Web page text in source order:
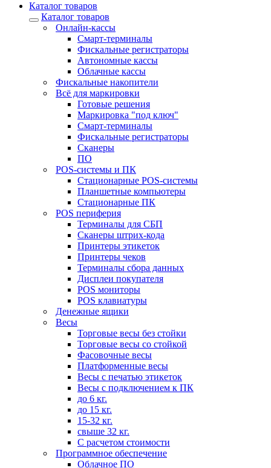
Каталог товаров
Каталог товаров
Онлайн-кассы
Смарт-терминалы
Фискальные регистраторы
Автономные кассы
Облачные кассы
Фискальные накопители
Всё для маркировки
Готовые решения
Маркировка "под ключ"
Смарт-терминалы
Фискальные регистраторы
Сканеры
ПО
POS-системы и ПК
Стационарные POS-системы
Планшетные компьютеры
Стационарные ПК
POS периферия
Терминалы для СБП
Сканеры штрих-кода
Принтеры этикеток
Принтеры чеков
Терминалы сбора данных
Дисплеи покупателя
POS мониторы
POS клавиатуры
Денежные ящики
Весы
Торговые весы без стойки
Торговые весы со стойкой
Фасовочные весы
Платформенные весы
Весы с печатью этикеток
Весы с подключением к ПК
до 6 кг.
до 15 кг.
15-32 кг.
свыше 32 кг.
С расчетом стоимости
Программное обеспечение
Облачное ПО